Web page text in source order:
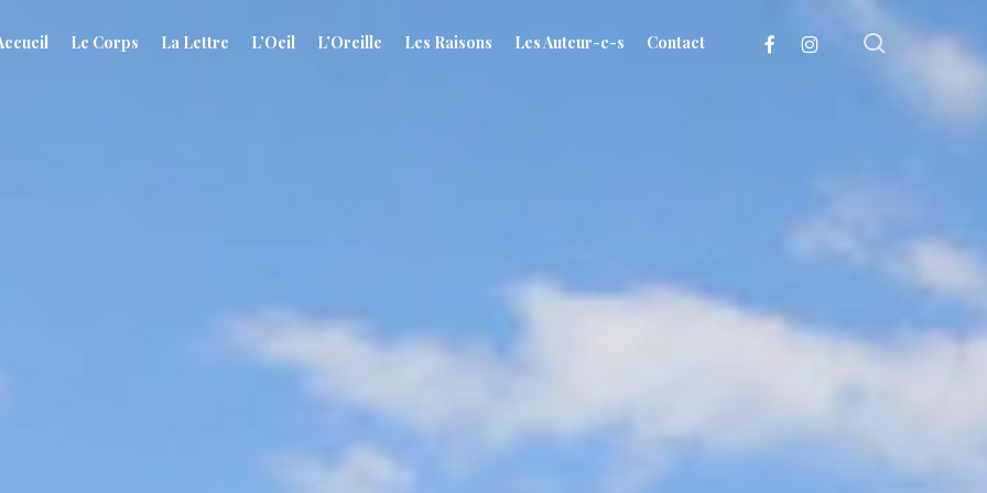
Le Corps La Lettre L’Oeil L’Oreille Les Raisons Les Auteur-e-s Contact facebookinstagram search